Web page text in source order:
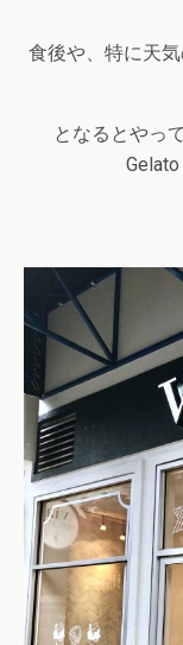
食後や、特に天
となるとやっ
Gelato